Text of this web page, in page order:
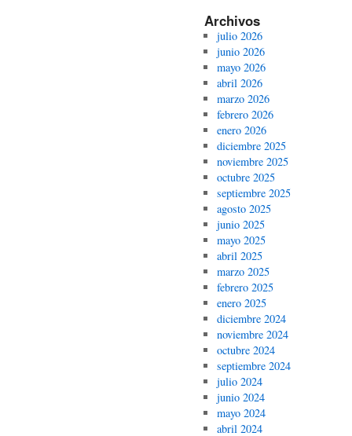
Archivos
julio 2026
junio 2026
mayo 2026
abril 2026
marzo 2026
febrero 2026
enero 2026
diciembre 2025
noviembre 2025
octubre 2025
septiembre 2025
agosto 2025
junio 2025
mayo 2025
abril 2025
marzo 2025
febrero 2025
enero 2025
diciembre 2024
noviembre 2024
octubre 2024
septiembre 2024
julio 2024
junio 2024
mayo 2024
abril 2024